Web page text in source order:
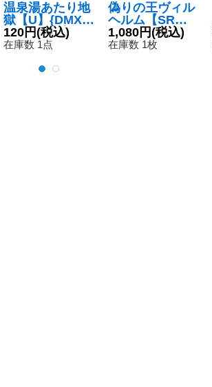
温泉湯あたり地
獄【U】{DMX0
610/21}《火》
120円(税込)
在庫数 1点
偽りの王ヴィル
ヘルム【SR】
{RP1718B/20}
《多》
1,080円(税込)
在庫数 1枚